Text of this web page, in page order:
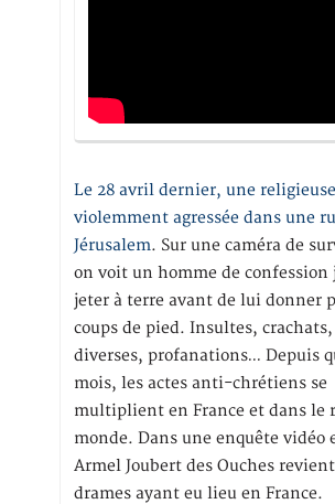
Le 28 avril dernier, une
violemment agressée dans une
Jérusalem. Sur une caméra de
on voit un homme de confession
jeter à terre avant de lui donner
coups de pied. Insultes,
diverses, profanations… Depuis
mois, les actes anti-chrétiens se
multiplient en France et dans le
monde. Dans une enquête vidéo
Armel Joubert des Ouches
drames ayant eu lieu en France.